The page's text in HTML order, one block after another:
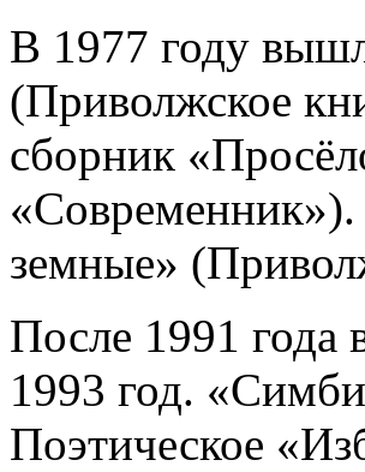
В 1977 году
(Приволжское
сборник
земные»
После 1991 года
1993 год.
Поэтическое